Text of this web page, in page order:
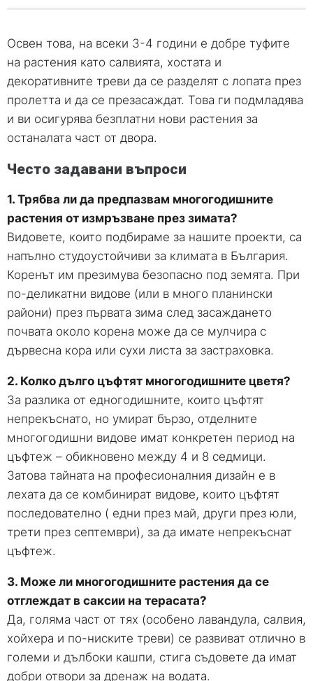
Освен това, на всеки 3-4 години е добре туфите
на растения като салвията, хостата и
декоративните треви да се разделят с лопата през
пролетта и да се презасаждат. Това ги подмладява
и ви осигурява безплатни нови растения за
останалата част от двора.
Често задавани въпроси
1. Трябва ли да предпазвам многогодишните
растения от измръзване през зимата?
Видовете, които подбираме за нашите проекти, са
напълно студоустойчиви за климата в България.
Коренът им презимува безопасно под земята. При
по-деликатни видове (или в много планински
райони) през първата зима след засаждането
почвата около корена може да се мулчира с
дървесна кора или сухи листа за застраховка.
2. Колко дълго цъфтят многогодишните цветя?
За разлика от едногодишните, които цъфтят
непрекъснато, но умират бързо, отделните
многогодишни видове имат конкретен период на
цъфтеж – обикновено между 4 и 8 седмици.
Затова тайната на професионалния дизайн е в
лехата да се комбинират видове, които цъфтят
последователно ( едни през май, други през юли,
трети през септември), за да имате непрекъснат
цъфтеж.
3. Може ли многогодишните растения да се
отглеждат в саксии на терасата?
Да, голяма част от тях (особено лавандула, салвия,
хойхера и по-ниските треви) се развиват отлично в
големи и дълбоки кашпи, стига съдовете да имат
добри отвори за дренаж на водата.